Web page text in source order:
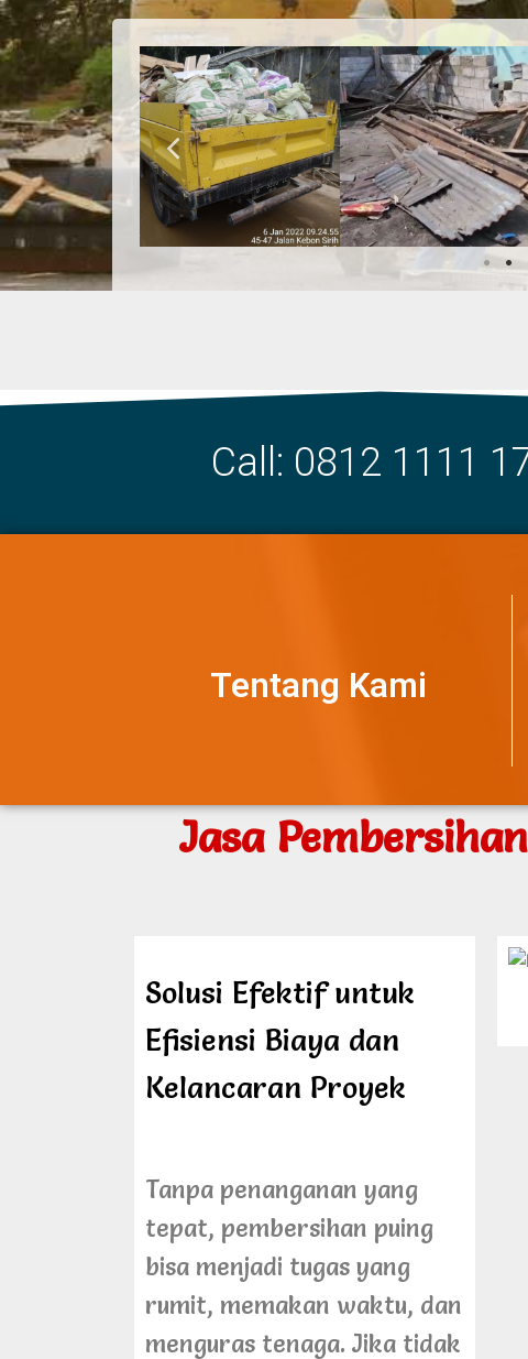
Call: 0812 1111
Tentang Kami
Jasa
Solusi Efektif untuk
Efisiensi Biaya dan
Kelancaran Proyek
Tanpa penanganan yang
tepat, pembersihan puing
bisa menjadi tugas yang
rumit, memakan waktu, dan
menguras tenaga. Jika tidak